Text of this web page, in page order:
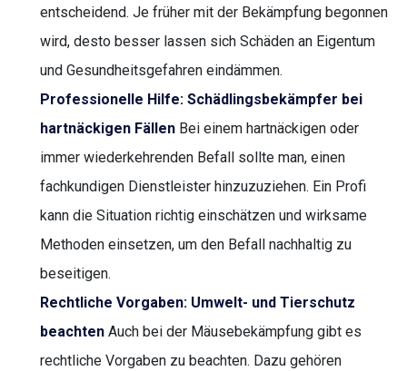
entscheidend. Je früher mit der Bekämpfung begonnen
wird, desto besser lassen sich Schäden an Eigentum
und Gesundheitsgefahren eindämmen.
Professionelle Hilfe: Schädlingsbekämpfer bei
hartnäckigen Fällen Bei einem hartnäckigen oder
immer wiederkehrenden Befall sollte man, einen
fachkundigen Dienstleister hinzuzuziehen. Ein Profi
kann die Situation richtig einschätzen und wirksame
Methoden einsetzen, um den Befall nachhaltig zu
beseitigen.
Rechtliche Vorgaben: Umwelt- und Tierschutz
beachten Auch bei der Mäusebekämpfung gibt es
rechtliche Vorgaben zu beachten. Dazu gehören